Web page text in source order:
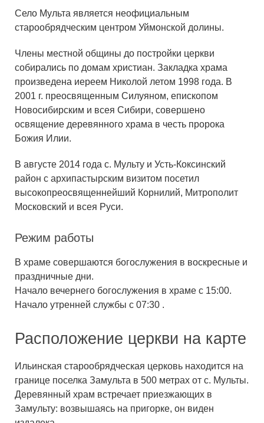
Село Мульта является неофициальным
старообрядческим центром Уймонской долины.
Члены местной общины до постройки церкви
собирались по домам христиан. Закладка храма
произведена иереем Николой летом 1998 года. В
2001 г. преосвященным Силуяном, епископом
Новосибирским и всея Сибири, совершено
освящение деревянного храма в честь пророка
Божия Илии.
В августе 2014 года с. Мульту и Усть-Коксинский
район с архипастырским визитом посетил
высокопреосвященнейший Корнилий, Митрополит
Московский и всея Руси.
Режим работы
В храме совершаются богослужения в воскресные и
праздничные дни.
Начало вечернего богослужения в храме с 15:00.
Начало утренней службы с 07:30 .
Расположение церкви на карте
Ильинская старообрядческая церковь находится на
границе поселка Замульта в 500 метрах от с. Мульты.
Деревянный храм встречает приезжающих в
Замульту: возвышаясь на пригорке, он виден